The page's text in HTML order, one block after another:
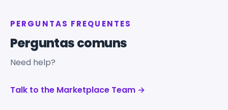
PERGUNTAS FREQUENTES
Perguntas comuns
Need help?
Talk to the Marketplace Team →